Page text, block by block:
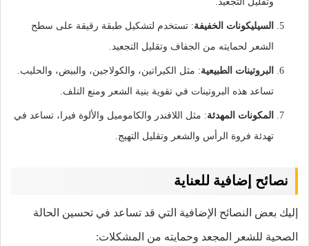
السيليكونات الخفيفة: تستخدم لتشكيل طبقة رقيقة على سطح
الشعر لحمايته من الجفاف وتقليل التجعيد.
البروتينات الطبيعية: مثل الكيراتين، والكولاجين، والبيض، والحليب.
تساعد هذه البروتينات في تقوية بنية الشعر ومنع التلف.
المكونات المهدئة: مثل اللافندر والكاموميل والألوة فيرا، تساعد في
تهدئة فروة الرأس والشعر وتقليل التهيج.
نصائح إضافية للعناية
إليك بعض النصائح الإضافية التي قد تساعد في تحسين الحالة
الصحية للشعر المجعد وحمايته من المشكلات: